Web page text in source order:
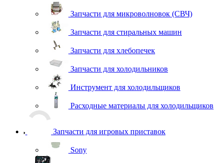
Запчасти для микроволновок (СВЧ)
Запчасти для стиральных машин
Запчасти для хлебопечек
Запчасти для холодильников
Инструмент для холодильщиков
Расходные материалы для холодильщиков
Запчасти для игровых приставок
Sony